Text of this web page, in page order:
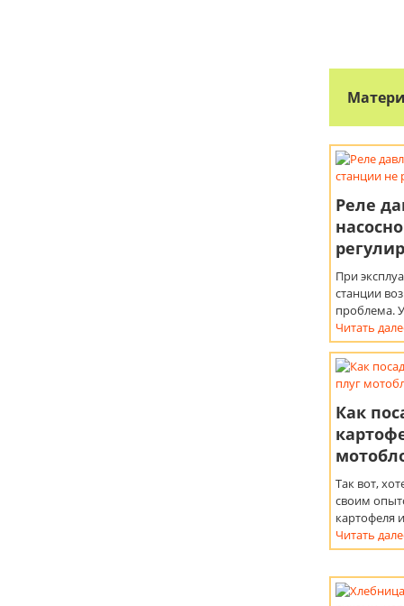
Реле
При
станции
проблема.
Читать
Как
Так вот,
своим
картофеля
Читать